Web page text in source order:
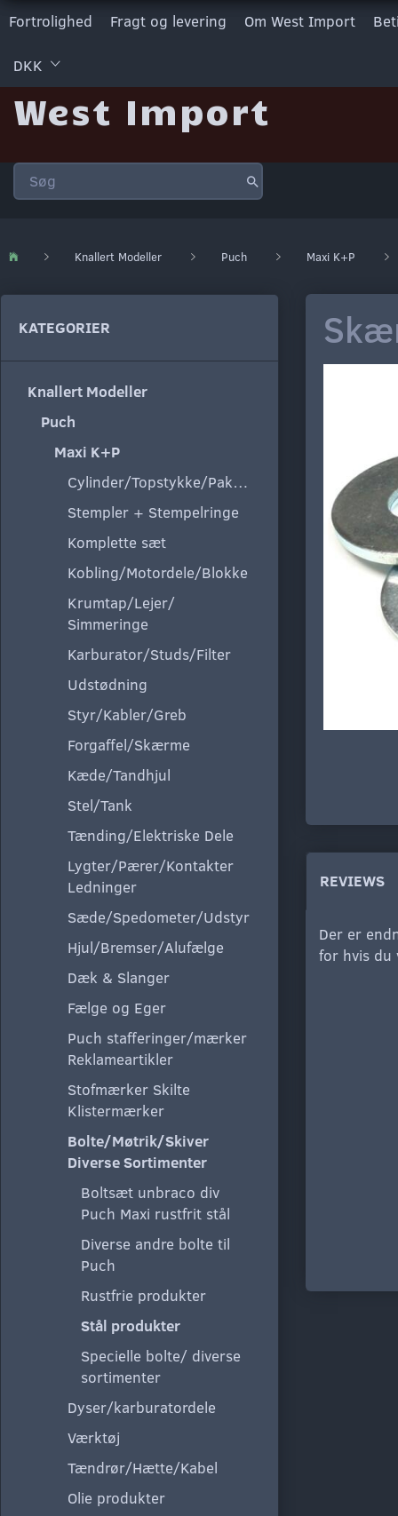
Fortrolighed Fragt og levering Om West Import
DKK
West Import
Knallert Modeller Puch Maxi K+P
KATEGORIER
Knallert Modeller
Puch
Maxi K+P
Cylinder/Topstykke/Pakning
Stempler + Stempelringe
Komplette sæt
Kobling/Motordele/Blokke
Krumtap/Lejer/
Simmeringe
Karburator/Studs/Filter
Udstødning
Styr/Kabler/Greb
Forgaffel/Skærme
Kæde/Tandhjul
Stel/Tank
Tænding/Elektriske Dele
Lygter/Pærer/Kontakter
Ledninger
Sæde/Spedometer/Udstyr
Hjul/Bremser/Alufælge
Dæk & Slanger
Fælge og Eger
Puch stafferinger/mærker
Reklameartikler
Stofmærker Skilte
Klistermærker
Bolte/Møtrik/Skiver
Diverse Sortimenter
Boltsæt unbraco div
Puch Maxi rustfrit stål
Diverse andre bolte til
Puch
Rustfrie produkter
Stål produkter
Specielle bolte/ diverse
sortimenter
Dyser/karburatordele
Værktøj
Tændrør/Hætte/Kabel
Olie produkter
REVIEWS
Der er
for hvis du